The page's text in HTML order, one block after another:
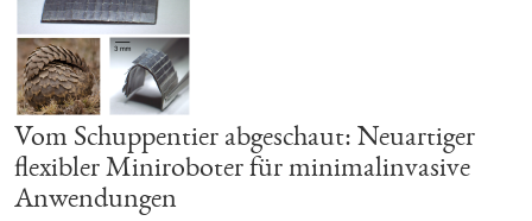
Vom Schuppentier abgeschaut: Neuartiger
flexibler Miniroboter für minimalinvasive
Anwendungen